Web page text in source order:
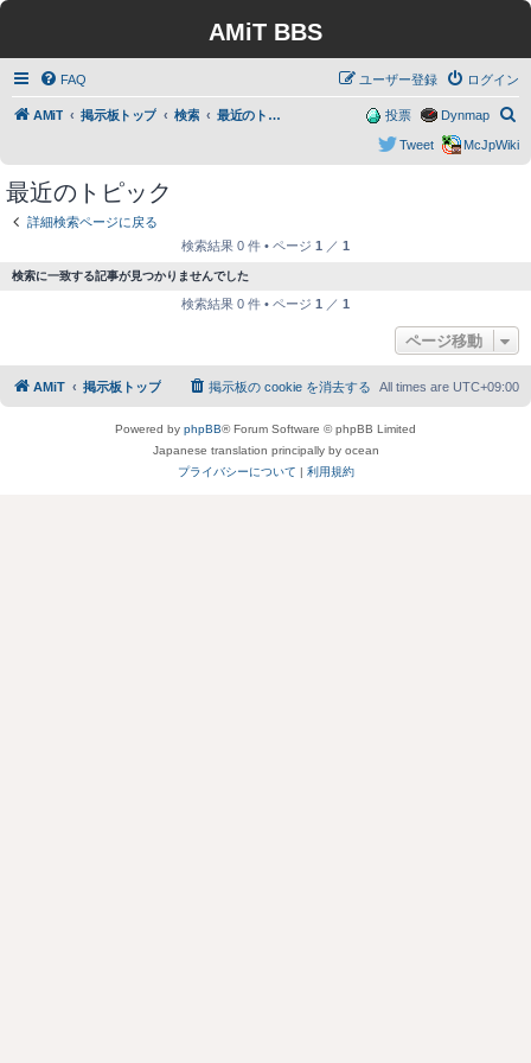
AMiT BBS
FAQ ログイン
ユーザー登録
AMiT 掲示板トップ 検索 最近のトピック
索
Dynmap
投票
McJpWiki
Tweet
最近のトピック
詳細検索ページに戻る
検索結果 0 件 • ページ 1 ／ 1
検索に一致する記事が見つかりませんでした
検索結果 0 件 • ページ 1 ／ 1
ページ移動
AMiT 掲示板トップ All times are UTC+09:00
掲示板の cookie を消去する
Powered by phpBB® Forum Software © phpBB Limited
Japanese translation principally by ocean
プライバシーについて | 利用規約